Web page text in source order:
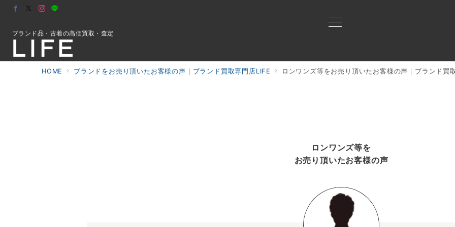
ブランド品・古着の高価買取・査定
HOME ブランドをお売り頂いたお客様の声｜ブランド買取専門店LIFE ロンワンズ等をお売り頂いたお客様の声｜ブランド買
ロンワンズ等を
お売り頂いたお客様の声